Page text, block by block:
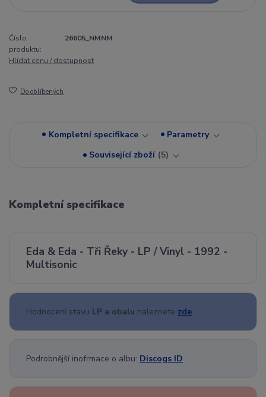
Číslo
produktu:
26605_NMNM
Hlídat cenu / dostupnost
Do oblíbených
Kompletní specifikace
Parametry
Související zboží 5
Kompletní specifikace
Eda & Eda - Tři Řeky - LP / Vinyl - 1992 -
Multisonic
Hodnocení stavu LP a obalu naleznete zde
Podrobnější inofrmace o albu: Discogs ID